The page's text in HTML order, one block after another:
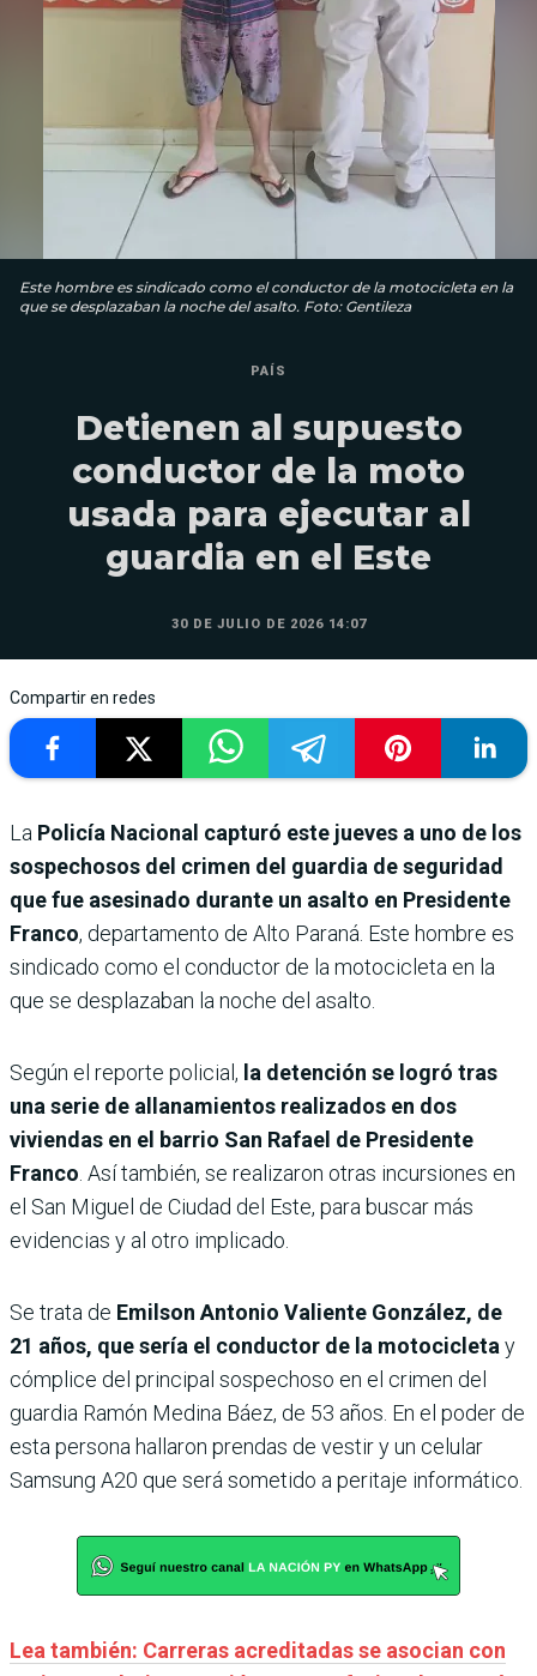
Este hombre es sindicado como el conductor de la motocicleta en la
que se desplazaban la noche del asalto. Foto: Gentileza
PAÍS
Detienen al supuesto
conductor de la moto
usada para ejecutar al
guardia en el Este
30 DE JULIO DE 2026 14:07
Compartir en redes
La Policía Nacional capturó este jueves a uno de los
sospechosos del crimen del guardia de seguridad
que fue asesinado durante un asalto en Presidente
Franco, departamento de Alto Paraná. Este hombre es
sindicado como el conductor de la motocicleta en la
que se desplazaban la noche del asalto.
Según el reporte policial, la detención se logró tras
una serie de allanamientos realizados en dos
viviendas en el barrio San Rafael de Presidente
Franco. Así también, se realizaron otras incursiones en
el San Miguel de Ciudad del Este, para buscar más
evidencias y al otro implicado.
Se trata de Emilson Antonio Valiente González, de
21 años, que sería el conductor de la motocicletay
cómplice del principal sospechoso en el crimen del
guardia Ramón Medina Báez, de 53 años. En el poder de
esta persona hallaron prendas de vestir y un celular
Samsung A20 que será sometido a peritaje informático.
Lea también: Carreras acreditadas se asocian con